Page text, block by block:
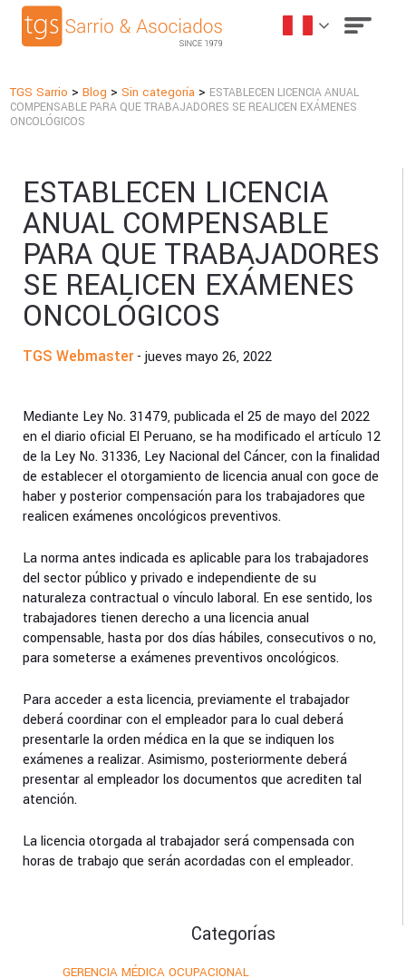
TGS Sarrio >Blog >Sin categoría > ESTABLECEN LICENCIA ANUAL
COMPENSABLE PARA QUE TRABAJADORES SE REALICEN EXÁMENES
ONCOLÓGICOS
ESTABLECEN LICENCIA
ANUAL COMPENSABLE
PARA QUE TRABAJADORES
SE REALICEN EXÁMENES
ONCOLÓGICOS
TGS Webmaster- jueves mayo 26, 2022
Mediante Ley No. 31479, publicada el 25 de mayo del 2022
en el diario oficial El Peruano, se ha modificado el artículo 12
de la Ley No. 31336, Ley Nacional del Cáncer, con la finalidad
de establecer el otorgamiento de licencia anual con goce de
haber y posterior compensación para los trabajadores que
realicen exámenes oncológicos preventivos.
La norma antes indicada es aplicable para los trabajadores
del sector público y privado e independiente de su
naturaleza contractual o vínculo laboral. En ese sentido, los
trabajadores tienen derecho a una licencia anual
compensable, hasta por dos días hábiles, consecutivos o no,
para someterse a exámenes preventivos oncológicos.
Para acceder a esta licencia, previamente el trabajador
deberá coordinar con el empleador para lo cual deberá
presentarle la orden médica en la que se indiquen los
exámenes a realizar. Asimismo, posteriormente deberá
presentar al empleador los documentos que acrediten tal
atención.
La licencia otorgada al trabajador será compensada con
horas de trabajo que serán acordadas con el empleador.
Categorías
GERENCIA MÉDICA OCUPACIONAL